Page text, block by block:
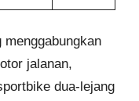
menggabungkan
jalanan,
dua-lejang